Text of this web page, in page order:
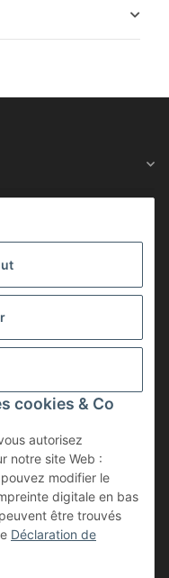
cookies & Co
autorisez
notre site Web :
modifier le
digitale en bas
être trouvés
Déclaration de